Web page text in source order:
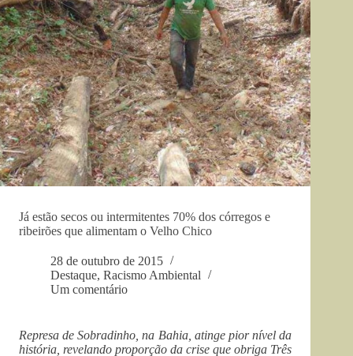
Já estão secos ou intermitentes 70% dos córregos e
ribeirões que alimentam o Velho Chico
28 de outubro de 2015
Destaque, Racismo Ambiental
Um comentário
Represa de Sobradinho, na Bahia, atinge pior nível da
história, revelando proporção da crise que obriga Três